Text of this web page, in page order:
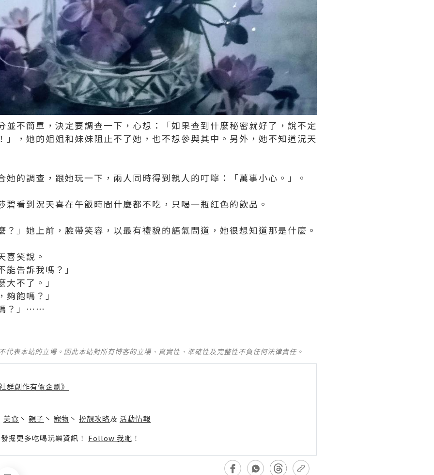
並不簡單，決定要調查一下，心想：「如果查到什麼秘密就好了，說不定
」，她的姐姐和妹妹阻止不了她，也不想參與其中。另外，她不知道況天
她的調查，跟她玩一下，兩人同時得到親人的叮嚀：「萬事小心。」。
碧看到況天喜在午飯時間什麼都不吃，只喝一瓶紅色的飲品。
？」她上前，臉帶笑容，以最有禮貌的語氣問道，她很想知道那是什麼。
喜笑說。
告訴我嗎？」
不了。」
飽嗎？」
？」⋯⋯
代表本站的立場。因此本站對所有博客的立場、真實性、準確性及完整性不負任何法律責任。
群創作有價企劃》
美食 丶 親子 丶 寵物 丶 扮靚攻略及 活動情報
掘更多吃喝玩樂資訊！ Follow 我哋 ！